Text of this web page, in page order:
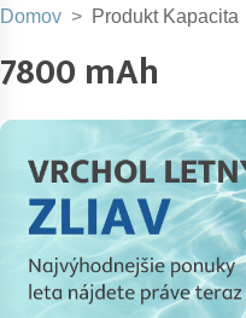
Domov > Produkt Kapacita
7800 mAh